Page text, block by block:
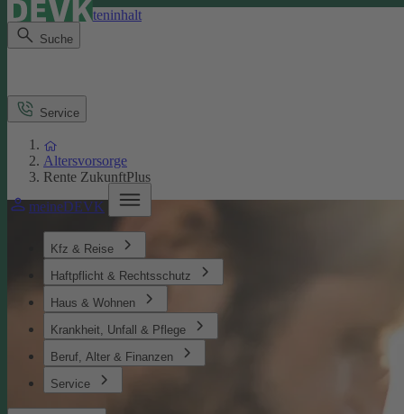
Direkt zum Seiteninhalt
Suche
meineDEVK
Kfz & Reise
Haftpflicht & Rechtsschutz
Haus & Wohnen
Krankheit, Unfall & Pflege
Beruf, Alter & Finanzen
Service
Service
Altersvorsorge
Rente ZukunftPlus